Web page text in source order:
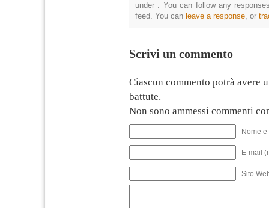
under . You can follow any
feed. You can leave a response, or
Scrivi un commento
Ciascun commento potrà avere
battute.
Non sono ammessi commenti
Nome
E-mail
Sito